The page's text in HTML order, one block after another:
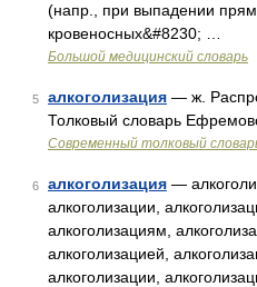
(напр., при выпадении
кровеносных&#8230; …
Большой медицинский словарь
5 алкоголизация — ж.
Толковый словарь
Современный толковый
6 алкоголизация —
алкоголизации,
алкоголизациям,
алкоголизацией,
алкоголизации,